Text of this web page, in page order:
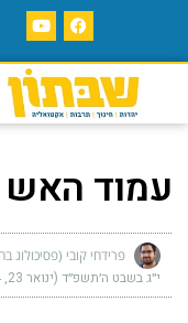
עמוד האש
פרידחי קובי
י״ג בשבט ה׳תשפ״ד (ינואר 23, 2024)